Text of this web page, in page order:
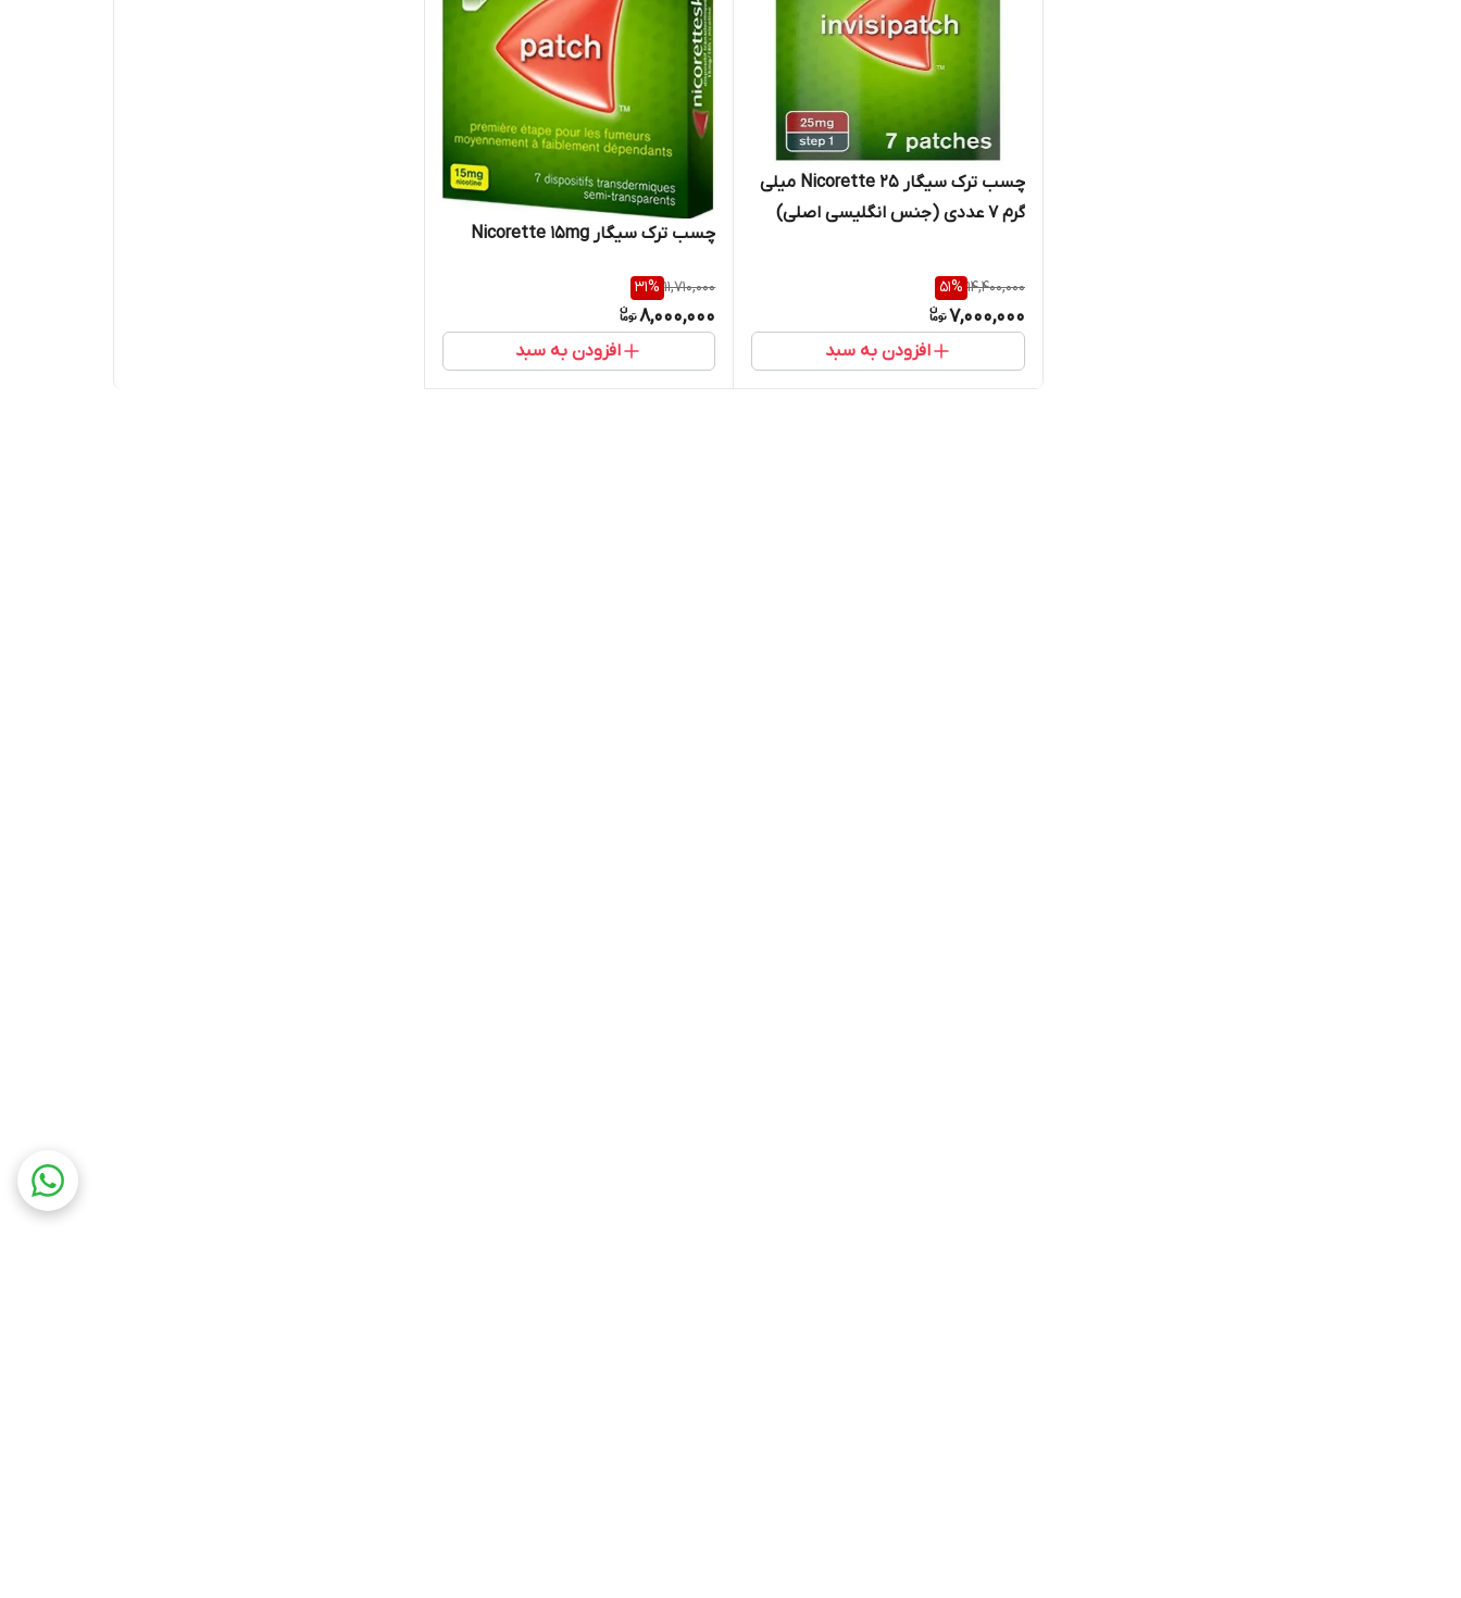
چسب ترک سیگار Nicorette 25 میلی
گرم ۷ عددی (جنس انگلیسی اصلی)
14,400,000
51%
7,000,000
افزودن به سبد
چسب ترک سیگار Nicorette 15mg
11,710,000
31%
8,000,000
افزودن به سبد